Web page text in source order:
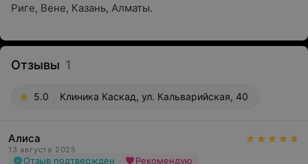
Риге, Вене, Казань, Алматы.
Отзывы 1
5.0 Клиника Каскад, ул. Кальварийская, 40
Алиса
13 августа 2025
Отзыв подтвержден Рекомендую